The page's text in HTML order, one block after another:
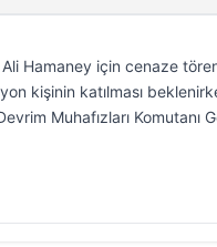
Ali Hamaney için cenaze
kişinin katılması
Muhafızları Komutanı